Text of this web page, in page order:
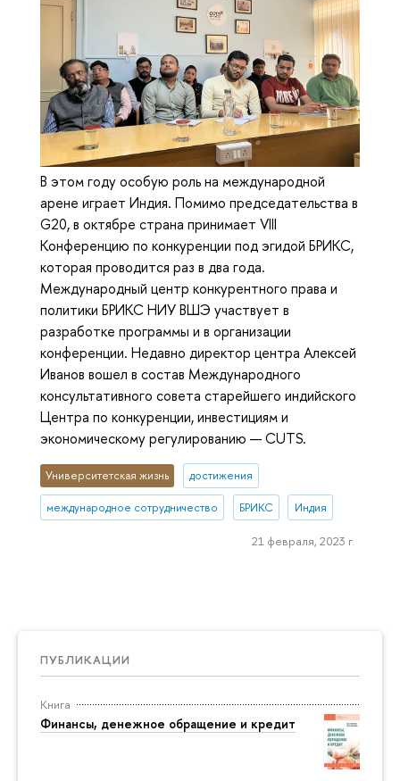
ПУБЛИКАЦИИ
Книга
Финансы, денежное обращение и кредит
В этом году особую роль на международной
арене играет Индия. Помимо председательства в
G20, в октябре страна принимает VIII
Конференцию по конкуренции под эгидой БРИКС,
которая проводится раз в два года.
Международный центр конкурентного права и
политики БРИКС НИУ ВШЭ участвует в
разработке программы и в организации
конференции. Недавно директор центра Алексей
Иванов вошел в состав Международного
консультативного совета старейшего индийского
Центра по конкуренции, инвестициям и
экономическому регулированию — CUTS.
Университетская жизнь достижения
международное сотрудничество БРИКС Индия
21 февраля, 2023 г.